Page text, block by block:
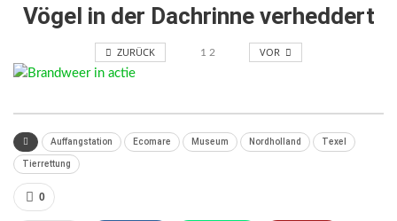
Vögel in der Dachrinne verheddert
ZURÜCK 1 2 VOR
Auffangstation Ecomare Museum Nordholland Texel
Tierrettung
0